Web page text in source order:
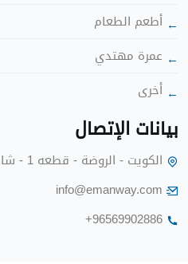
أطعم الطعا
عمرة مهتدي
أخرى
بيانات الإتصا
الكويت - الروضة - قطعه 1 - شارع 13 - قسيمة 27-منزل 5
info@emanway.com
+96569902886